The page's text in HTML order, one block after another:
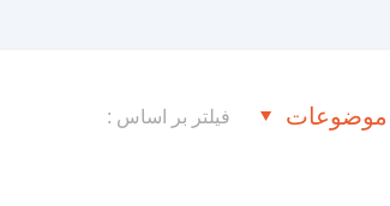
فیلتر بر اساس : موضوعات